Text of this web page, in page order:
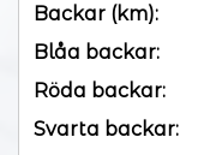
Backar (km):
Blåa backar:
Röda backar:
Svarta backar: